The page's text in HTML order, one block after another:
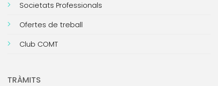
Societats Professionals
Ofertes de treball
Club COMT
TRÀMITS